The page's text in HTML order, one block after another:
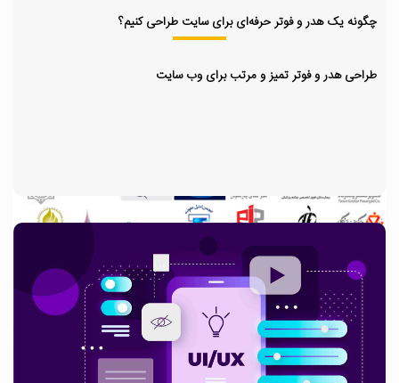
چگونه یک هدر و فوتر حرفه‌ای برای سایت طراحی کنیم؟
طراحی هدر و فوتر تمیز و مرتب برای وب سایت